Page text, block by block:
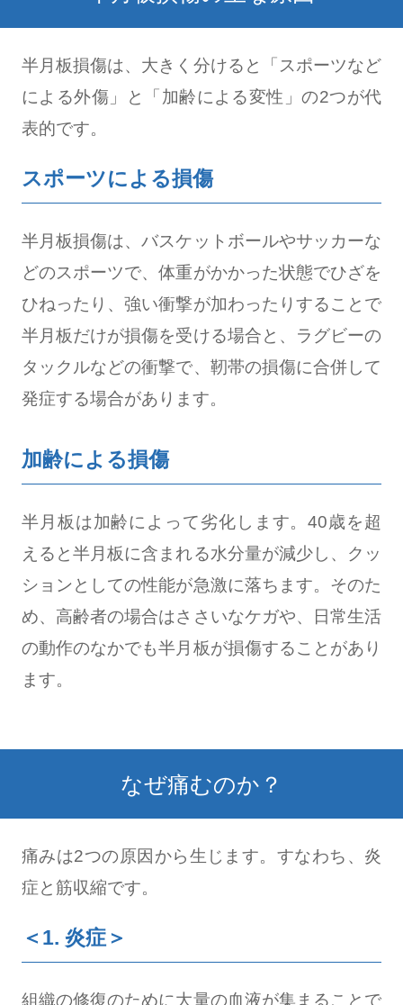
半月板損傷は、大きく分けると「スポーツなど
による外傷」と「加齢による変性」の2つが代
表的です。
スポーツによる損傷
半月板損傷は、バスケットボールやサッカーな
どのスポーツで、体重がかかった状態でひざを
ひねったり、強い衝撃が加わったりすることで
半月板だけが損傷を受ける場合と、ラグビーの
タックルなどの衝撃で、靭帯の損傷に合併して
発症する場合があります。
加齢による損傷
半月板は加齢によって劣化します。40歳を超
えると半月板に含まれる水分量が減少し、クッ
ションとしての性能が急激に落ちます。そのた
め、高齢者の場合はささいなケガや、日常生活
の動作のなかでも半月板が損傷することがあり
ます。
なぜ痛むのか？
痛みは2つの原因から生じます。すなわち、炎
症と筋収縮です。
＜1. 炎症＞
組織の修復のために大量の血液が集まることで